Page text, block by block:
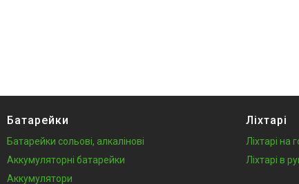
Батарейки
Батарейки сольові, алкалінові
Аккумуляторні батарейки
Аккумулятори
Ліхтарі
Ліхтарі на
Ліхтарі в